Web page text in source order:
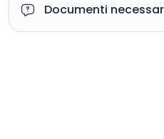
Documenti